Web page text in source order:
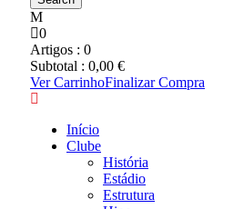
0
Artigos : 0
Subtotal : 0,00 €
Ver CarrinhoFinalizar Compra
Início
Clube
História
Estádio
Estrutura